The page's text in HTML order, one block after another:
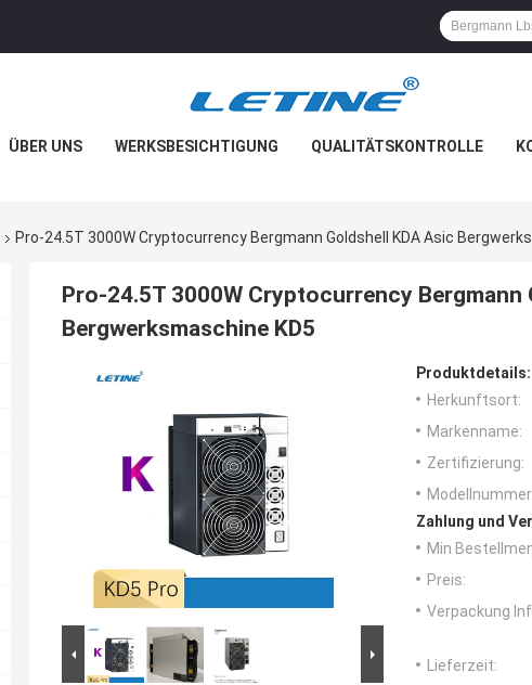
ÜBER UNS WERKSBESICHTIGUNG QUALITÄTSKONTROLLE
Pro-24.5T 3000W Cryptocurrency Bergmann Goldshell KDA Asic
Pro-24.5T 3000W Cryptocurrency Bergmann
Bergwerksmaschine KD5
Produktdetails:
Herkunftsort:
Markenname:
Zertifizierung:
Zahlung und
Min
Preis:
Verpackung
Lieferzeit: